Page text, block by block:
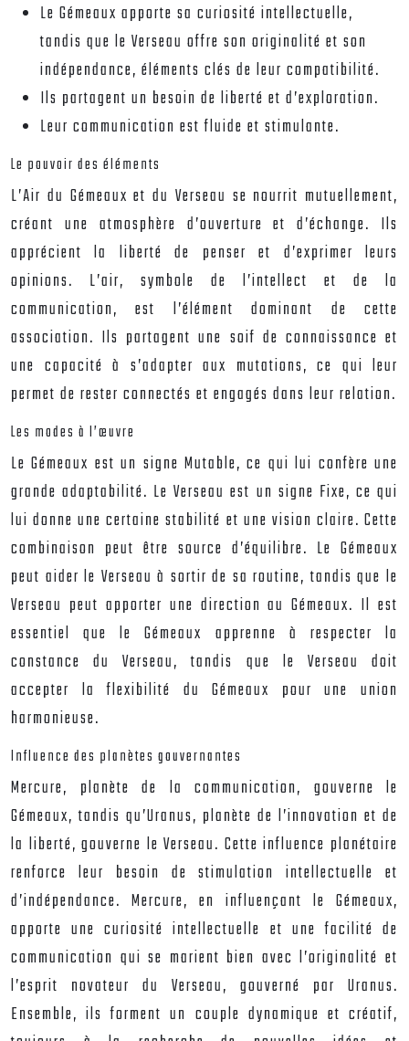
Le Gémeaux apporte sa curiosité intellectuelle,
tandis que le Verseau offre son originalité et son
indépendance, éléments clés de leur compatibilité.
Ils partagent un besoin de liberté et d’exploration.
Leur communication est fluide et stimulante.
Le pouvoir des éléments
L’Air du Gémeaux et du Verseau se nourrit mutuellement,
créant une atmosphère d’ouverture et d’échange. Ils
apprécient la liberté de penser et d’exprimer leurs
opinions. L’air, symbole de l’intellect et de la
communication, est l’élément dominant de cette
association. Ils partagent une soif de connaissance et
une capacité à s’adapter aux mutations, ce qui leur
permet de rester connectés et engagés dans leur relation.
Les modes à l’œuvre
Le Gémeaux est un signe Mutable, ce qui lui confère une
grande adaptabilité. Le Verseau est un signe Fixe, ce qui
lui donne une certaine stabilité et une vision claire. Cette
combinaison peut être source d’équilibre. Le Gémeaux
peut aider le Verseau à sortir de sa routine, tandis que le
Verseau peut apporter une direction au Gémeaux. Il est
essentiel que le Gémeaux apprenne à respecter la
constance du Verseau, tandis que le Verseau doit
accepter la flexibilité du Gémeaux pour une union
harmonieuse.
Influence des planètes gouvernantes
Mercure, planète de la communication, gouverne le
Gémeaux, tandis qu’Uranus, planète de l’innovation et de
la liberté, gouverne le Verseau. Cette influence planétaire
renforce leur besoin de stimulation intellectuelle et
d’indépendance. Mercure, en influençant le Gémeaux,
apporte une curiosité intellectuelle et une facilité de
communication qui se marient bien avec l’originalité et
l’esprit novateur du Verseau, gouverné par Uranus.
Ensemble, ils forment un couple dynamique et créatif,